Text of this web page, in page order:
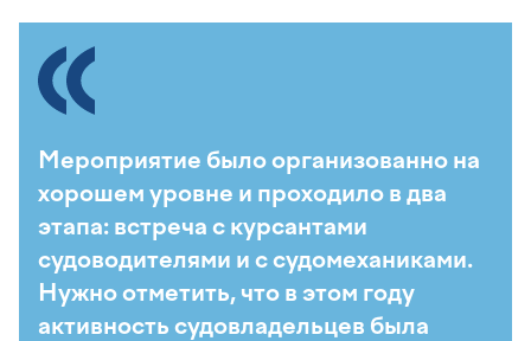
Мероприятие было организованно на
хорошем уровне и проходило в два
этапа: встреча с курсантами
судоводителями и с судомеханиками.
Нужно отметить, что в этом году
активность судовладельцев была